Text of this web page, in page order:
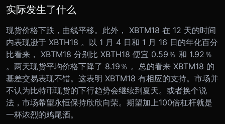
实际发生了什么
现货价格下跌，曲线平移。此外， XBTM18 在 12 天的时间
内表现逊于 XBTH18 。 以 1 月 4 日和 1 月 16 日的年化百分
比看来， XBTM18 分别比 XBTH18 便宜 0.59％ 和 1.92％
。两天现货平均价格下降了 8.19％ 。总的看来 XBTM18 的
基差交易表现不错。 这表明 XBTM18 有相应的支持。市场并
不认为比特币现货的下行趋势会继续到夏天。或者换个说
法，市场希望永恒保持欣欣向荣。期望加上100倍杠杆就是
一杯浓烈的鸡尾酒。